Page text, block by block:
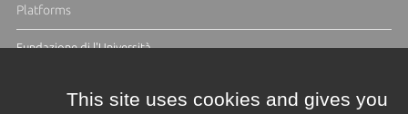
Platforms
Fundazione di l'Università
This site uses cookies and gives you